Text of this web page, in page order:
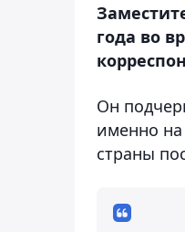
года во
Он
именно
страны